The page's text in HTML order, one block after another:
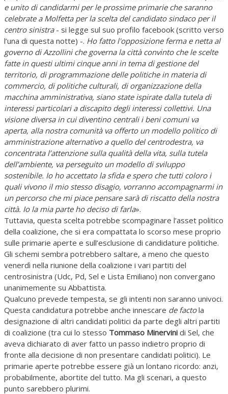
e unito di candidarmi per le prossime primarie che saranno
celebrate a Molfetta per la scelta del candidato sindaco per il
centro sinistra- si legge sul suo profilo facebook (scritto verso
l’una di questa notte) -. Ho fatto l'opposizione ferma e netta al
governo di Azzollini che governa la città convinto che le scelte
fatte in questi ultimi cinque anni in tema di gestione del
territorio, di programmazione delle politiche in materia di
commercio, di politiche culturali, di organizzazione della
macchina amministrativa, siano state ispirate dalla tutela di
interessi particolari a discapito degli interessi collettivi. Una
visione diversa in cui diventino centrali i beni comuni va
aperta, alla nostra comunità va offerto un modello politico di
amministrazione alternativo a quello del centrodestra, va
concentrata l’attenzione sulla qualità della vita, sulla tutela
dell’ambiente, va perseguito un modello di sviluppo
sostenibile. Io ho accettato la sfida e spero che tutti coloro i
quali vivono il mio stesso disagio, vorranno accompagnarmi in
un percorso che mi piace pensare sarà di riscatto della nostra
città. Io la mia parte ho deciso di farla».
Tuttavia, questa scelta potrebbe scompaginare l’asset politico
della coalizione, che si era compattata lo scorso mese proprio
sulle primarie aperte e sull’esclusione di candidature politiche.
Gli schemi sembra potrebbero saltare, a meno che questo
venerdì nella riunione della coalizione i vari partiti del
centrosinistra (Udc, Pd, Sel e Lista Emiliano) non convergano
unanimemente su Abbattista.
Qualcuno prevede tempesta, se gli intenti non saranno univoci.
Questa candidatura potrebbe anche innescare de factola
designazione di altri candidati politici da parte degli altri partiti
di coalizione (tra cui lo stesso Tommaso Minervini di Sel, che
aveva dichiarato di aver fatto un passo indietro proprio di
fronte alla decisione di non presentare candidati politici). Le
primarie aperte potrebbe essere già un lontano ricordo: anzi,
probabilmente, abortite del tutto. Ma gli scenari, a questo
punto sarebbero plurimi.